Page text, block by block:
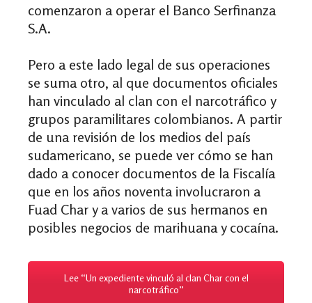
comenzaron a operar el Banco Serfinanza
S.A.
Pero a este lado legal de sus operaciones
se suma otro, al que documentos oficiales
han vinculado al clan con el narcotráfico y
grupos paramilitares colombianos. A partir
de una revisión de los medios del país
sudamericano, se puede ver cómo se han
dado a conocer documentos de la Fiscalía
que en los años noventa involucraron a
Fuad Char y a varios de sus hermanos en
posibles negocios de marihuana y cocaína.
Lee “Un expediente vinculó al clan Char con el
narcotráfico”